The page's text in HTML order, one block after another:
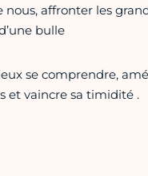
affronter les
bulle
se comprendre,
et vaincre sa timidité .